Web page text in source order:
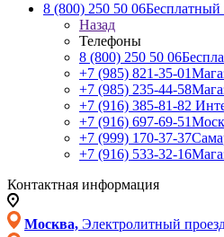
8 (800) 250 50 06
Назад
Телефоны
8 (800) 250 50 06
+7 (985) 821-35-01
+7 (985) 235-44-58
+7 (916) 385-81-82
+7 (916) 697-69-51
+7 (999) 170-37-37
+7 (916) 533-32-16
Контактная информация
Москва, Электролитный